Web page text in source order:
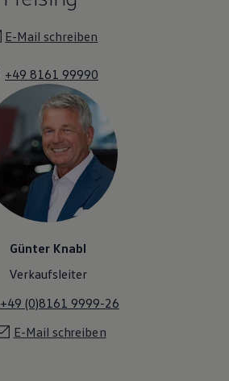
E-Mail schreiben
+49 8161 99990
Günter Knabl
Verkaufsleiter
+49 (0)8161 9999-26
E-Mail schreiben